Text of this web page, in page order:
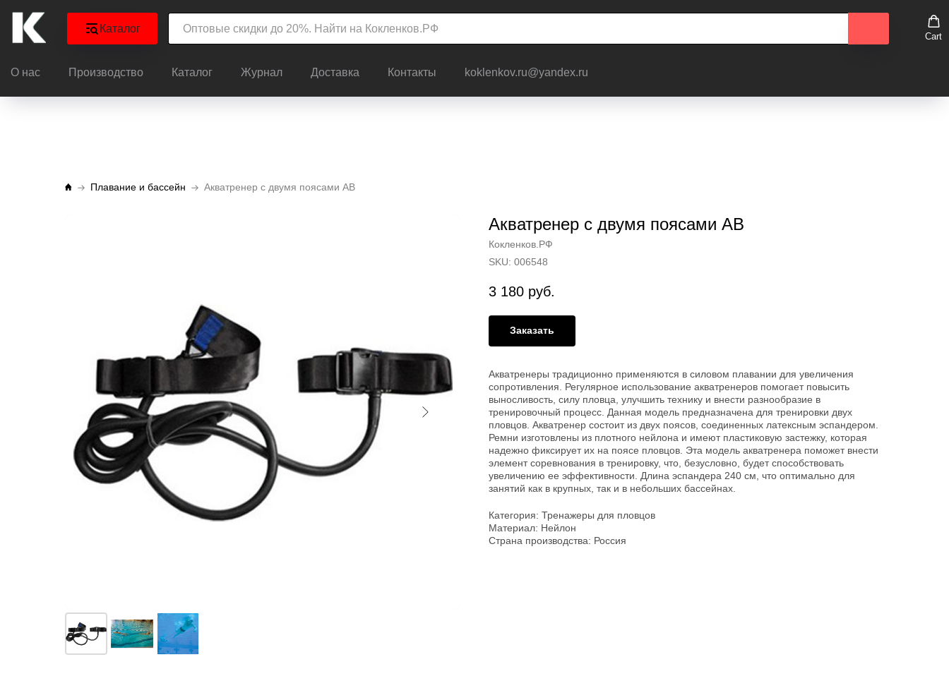
Каталог
Cart
О нас Производство Каталог Журнал Доставка Контакты koklenkov.ru@yandex.ru
Плавание и бассейн Акватренер с двумя поясами АВ
Акватренер с двумя поясами АВ
Кокленков.РФ
SKU: 006548
3 180 руб.
Заказать
Акватренеры традиционно применяются в силовом плавании для увеличения
сопротивления. Регулярное использование акватренеров помогает повысить
выносливость, силу пловца, улучшить технику и внести разнообразие в
тренировочный процесс. Данная модель предназначена для тренировки двух
пловцов. Акватренер состоит из двух поясов, соединенных латексным эспандером.
Ремни изготовлены из плотного нейлона и имеют пластиковую застежку, которая
надежно фиксирует их на поясе пловцов. Эта модель акватренера поможет внести
элемент соревнования в тренировку, что, безусловно, будет способствовать
увеличению ее эффективности. Длина эспандера 240 см, что оптимально для
занятий как в крупных, так и в небольших бассейнах.
Категория: Тренажеры для пловцов
Материал: Нейлон
Страна производства: Россия